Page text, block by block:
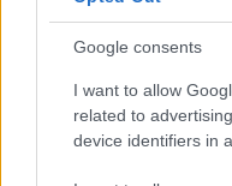
Google consents
I want to allow
related to
device identifiers in
Csizmazia Darab István [Rambo]
A Ransomware-as-a-
könnyen elérhető
bérlők kulcsrakész
cserébe a zsarolási
üzemeltetőknek. Itt